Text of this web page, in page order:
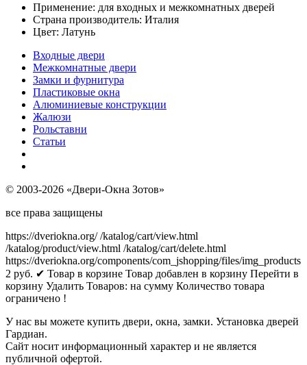
Применение: для входных и межкомнатных дверей
Страна производитель: Италия
Цвет: Латунь
Входные двери
Межкомнатные двери
Замки и фурнитура
Пластиковые окна
Алюминиевые конструкции
Жалюзи
Рольставни
Статьи
© 2003-2026 «Двери-Окна Зотов»
все права защищены
https://dveriokna.org/ /katalog/cart/view.html
/katalog/product/view.html /katalog/cart/delete.html
https://dveriokna.org/components/com_jshopping/files/img_products
2 руб. ✔ Товар в корзине Товар добавлен в корзину Перейти в
корзину Удалить Товаров: на сумму Количество товара
ограничено !
У нас вы можете купить двери, окна, замки. Установка дверей
Гардиан.
Сайт носит информационный характер и не является
публичной офертой.